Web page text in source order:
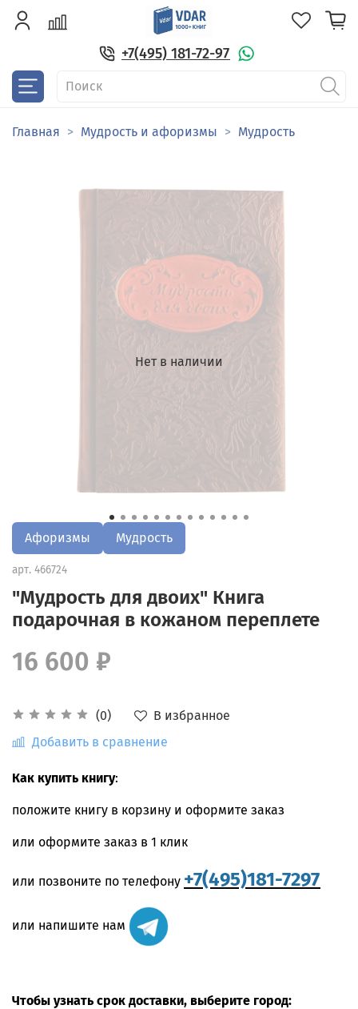
+7(495) 181-72-97
Главная Мудрость и афоризмы Мудрость
Нет в наличии
Афоризмы Мудрость
арт. 466724
"Мудрость для двоих" Книга
подарочная в кожаном переплете
(0)
В избранное
Добавить в сравнение
16 600 ₽
Как купить книгу:
положите книгу в корзину и оформите заказ
или оформите заказ в 1 клик
или позвоните по телефону +7(495)181-7297
или напишите нам
Чтобы узнать срок доставки, выберите город: